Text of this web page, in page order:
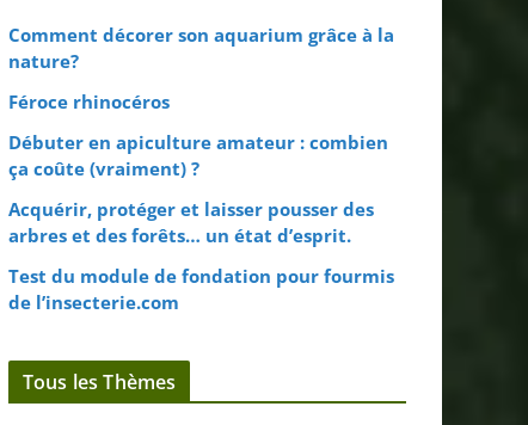
Comment décorer son aquarium grâce à la
nature?
Féroce rhinocéros
Débuter en apiculture amateur : combien
ça coûte (vraiment) ?
Acquérir, protéger et laisser pousser des
arbres et des forêts… un état d’esprit.
Test du module de fondation pour fourmis
de l’insecterie.com
Tous les Thèmes